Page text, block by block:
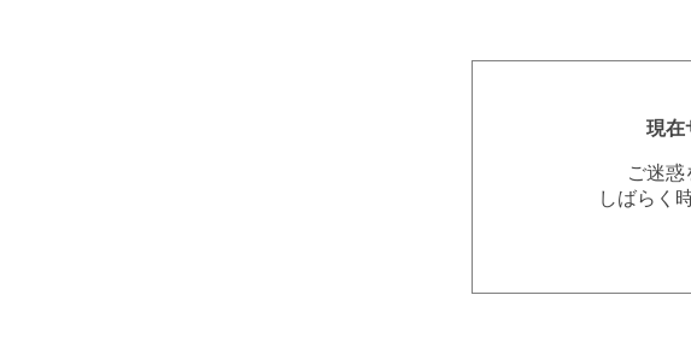
現在
ご迷惑
しばらく